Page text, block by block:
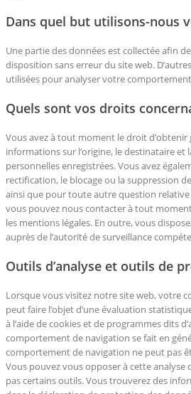
Dans quel but utilisons-nous
Une partie des données est collectée afin
disposition sans erreur du site web.
utilisées pour analyser votre
Quels sont vos droits
Vous avez à tout moment le droit
informations sur l’origine, le destinataire et
personnelles enregistrées. Vous avez
rectification, le blocage ou la suppression
ainsi que pour toute autre question
vous pouvez nous contacter à tout
les mentions légales. En outre, vous
auprès de l’autorité de surveillance
Outils d’analyse et outils de
Lorsque vous visitez notre site web, votre
peut faire l’objet d’une évaluation
à l’aide de cookies et de programmes dits
comportement de navigation se fait en
comportement de navigation ne peut pas
Vous pouvez vous opposer à cette analyse
pas certains outils. Vous trouverez des